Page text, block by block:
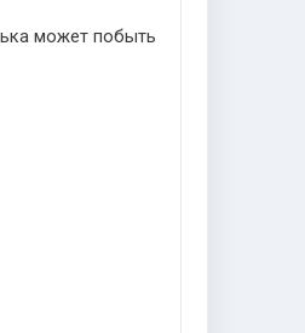
может побыть